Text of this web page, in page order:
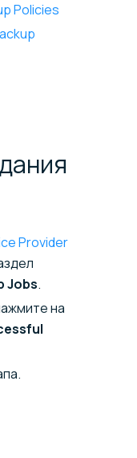
Policies
Provider
Jobs.
на